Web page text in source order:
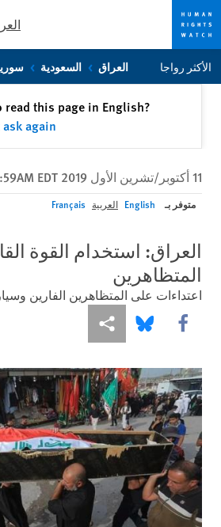
Skip
to
Skip
to
الأكثر رواجا العراق السعودية
this page in English?
again
11 أكتوبر/تشرين الأول 2019 4:59AM EDT
متوفر بـ English العربية Français
العراق: استخدام القوة
المتظاهرين
اعتداءات على المتظاهرين الفارين
Share this via Facebook
Share this via Bluesky
Share this via مشاركة